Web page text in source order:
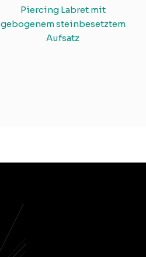
Piercing Labret mit
gebogenem steinbesetztem
Aufsatz